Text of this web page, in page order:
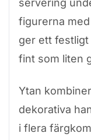
figurerna
ger ett
fint som liten
Ytan
dekorativa
i flera